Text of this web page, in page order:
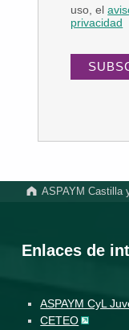
uso, el
privacidad
Volver a la navegación principal
ASPAYM Castilla
Enlaces de
ASPAYM CyL
CETEO